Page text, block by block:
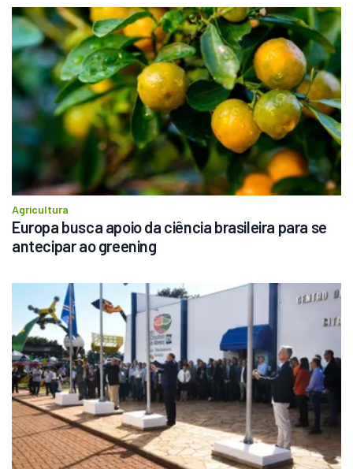
Agricultura
Europa busca apoio da ciência brasileira para se
antecipar ao greening